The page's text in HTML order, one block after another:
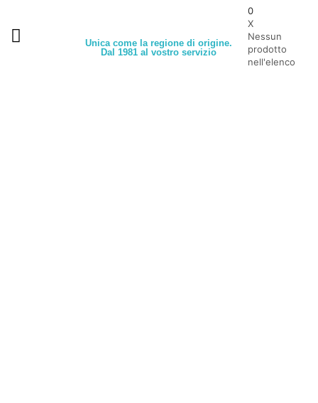
Unica come la regione di origine.
Dal 1981 al vostro servizio
0
X
Nessun
prodotto
nell'elenco